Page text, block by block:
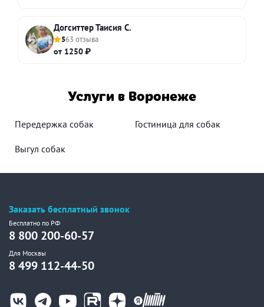
Догситтер Таисия С.
563 отзыва
от 1250 ₽
Услуги в Воронеже
Передержка собак Гостиница для собак
Выгул собак
Заказать бесплатный звонок
Бесплатно по РФ
8 800 200-60-57
Для Москвы
8 499 112-44-50